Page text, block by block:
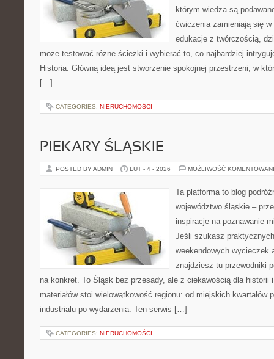
którym wiedza są
ćwiczenia zamieniają się
edukację z twórczością,
może testować różne ścieżki i wybierać to, co najbardziej
Historia. Główną ideą jest stworzenie spokojnej przestrzeni, w
[…]
CATEGORIES: NIERUCHOMOŚCI
PIEKARY ŚLĄSKIE
POSTED BY ADMIN LUT - 4 - 2026 MOŻLIWOŚĆ
Ta platforma to blog
województwo śląskie –
inspiracje na poznawanie
Jeśli szukasz
weekendowych wycieczek
znajdziesz tu przewodniki
na konkret. To Śląsk bez przesady, ale z ciekawością dla historii
materiałów stoi wielowątkowość regionu: od miejskich kwartałów
industrialu po wydarzenia. Ten serwis […]
CATEGORIES: NIERUCHOMOŚCI